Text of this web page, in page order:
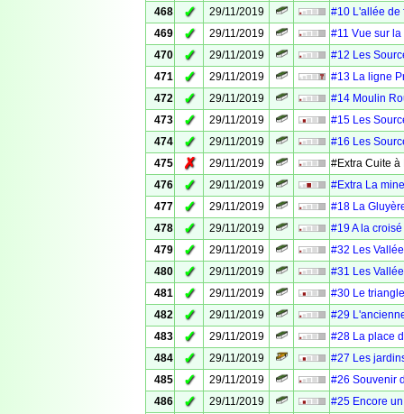
468
✓ 29/11/2019
#10 L'allée de
469
✓ 29/11/2019
#11 Vue sur
470
✓ 29/11/2019
#12 Les
471
✓ 29/11/2019
#13 La ligne
472
✓ 29/11/2019
#14 Moulin
473
✓ 29/11/2019
#15 Les
474
✓ 29/11/2019
#16 Les
475
✗ 29/11/2019
#Extra Cuite à
476
✓ 29/11/2019
#Extra La
477
✓ 29/11/2019
#18 La
478
✓ 29/11/2019
#19 A la
479
✓ 29/11/2019
#32 Les
480
✓ 29/11/2019
#31 Les
481
✓ 29/11/2019
#30 Le
482
✓ 29/11/2019
#29
483
✓ 29/11/2019
#28 La place
484
✓ 29/11/2019
#27 Les
485
✓ 29/11/2019
#26 Souvenir
486
✓ 29/11/2019
#25 Encore